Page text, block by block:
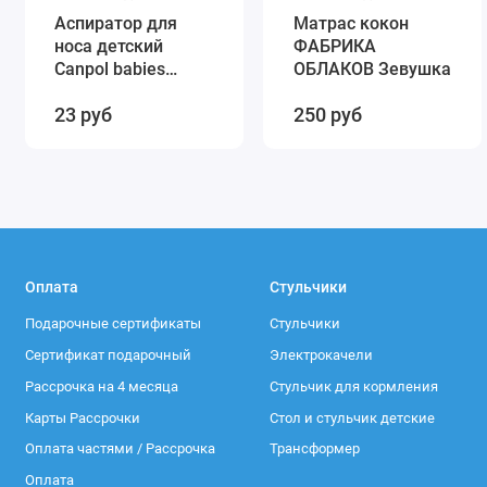
Аспиратор для
носа детский
Canpol babies
56/007
23 руб
Матрас кокон
ФАБРИКА
ОБЛАКОВ Зевушка
250 руб
Оплата
Подарочные сертификаты
Сертификат подарочный
Рассрочка на 4 месяца
Карты Рассрочки
Оплата частями / Рассрочка
Оплата
Стульчики
Стульчики
Электрокачели
Стульчик для кормления
Стол и стульчик детские
Трансформер